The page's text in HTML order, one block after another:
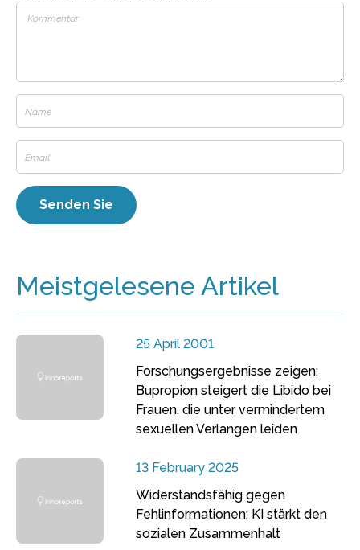
Meistgelesene Artikel
25 April 2001
Forschungsergebnisse zeigen:
Bupropion steigert die Libido bei
Frauen, die unter vermindertem
sexuellen Verlangen leiden
13 February 2025
Widerstandsfähig gegen
Fehlinformationen: KI stärkt den
sozialen Zusammenhalt